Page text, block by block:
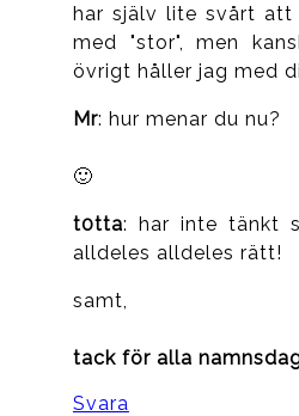
har själv lite svårt att
med "stor", men
övrigt håller jag med
Mr: hur menar du nu?
🙂
t0tta: har inte tänkt
alldeles alldeles rätt!
samt,
tack för alla
Svara